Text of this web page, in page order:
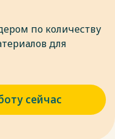
сроки
ребенка; по уходу за
женам
об
по количеству
для
сейчас